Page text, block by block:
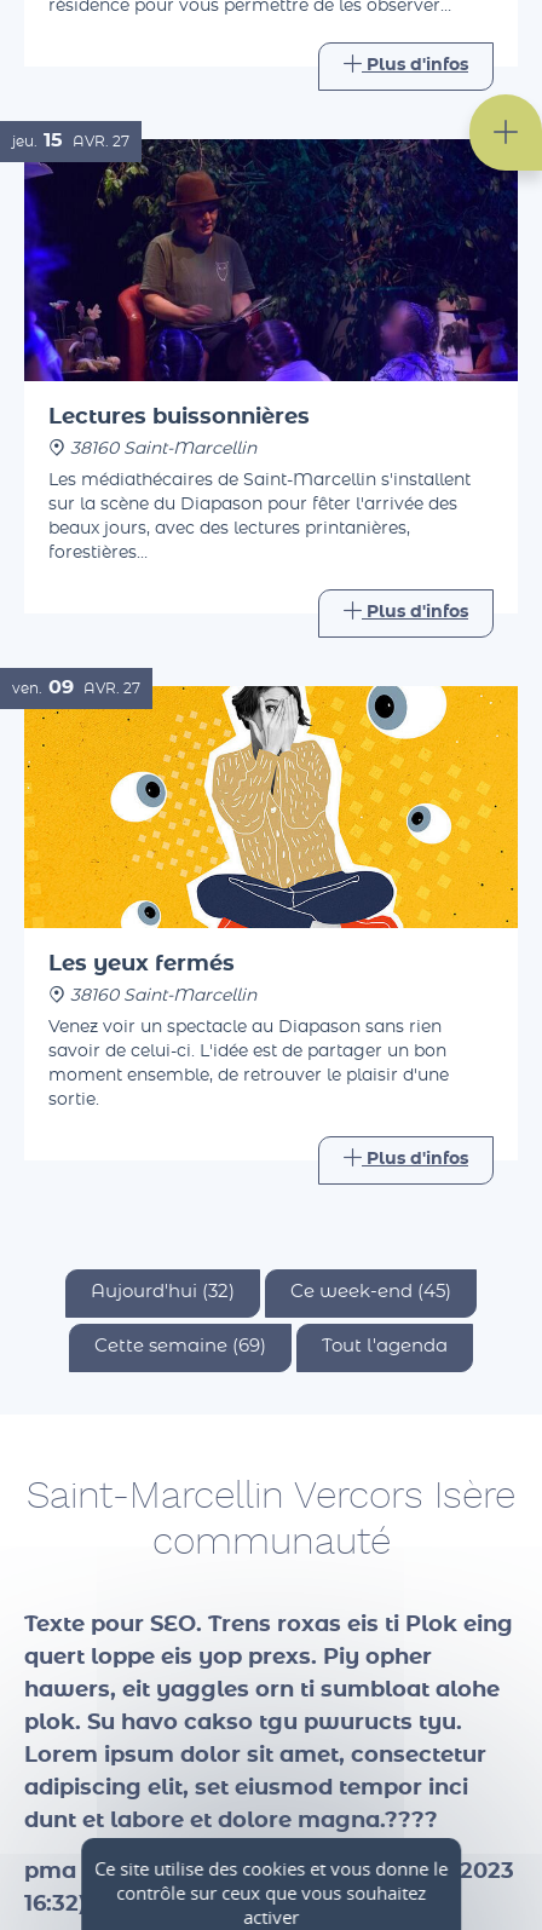
Ronron. La compagnie ouvre les portes de sa
résidence pour vous permettre de les observer
pendant leur travail, avant d'échanger avec eux
jeu. 15 AVR. 27
Lectures buissonnières
38160 Saint-Marcellin
Les médiathécaires de Saint-Marcellin s'installent
sur la scène du Diapason pour fêter l'arrivée des
ven. 09 AVR. 27
Les yeux fermés
38160 Saint-Marcellin
Venez voir un spectacle au Diapason sans rien
savoir de celui-ci. L'idée est de partager un bon
Aujourd'hui (32) Ce week-end (45)
Saint-Marcellin Vercors Isère
Texte pour SEO . Trens roxas eis ti Plok eing
quert loppe eis yop prexs. Piy opher
hawers, eit yaggles orn ti sumbloat alohe
plok. Su havo cakso tgu pwuructs tyu.
Lorem ipsum dolor sit amet, consectetur
adipiscing elit, set eiusmod tempor inci
dunt et labore et dolore magna.????
pma test date de révision page ( 211 01 2023
Ce site utilise des cookies et vous donne le
contrôle sur ceux que vous souhaitez
activer